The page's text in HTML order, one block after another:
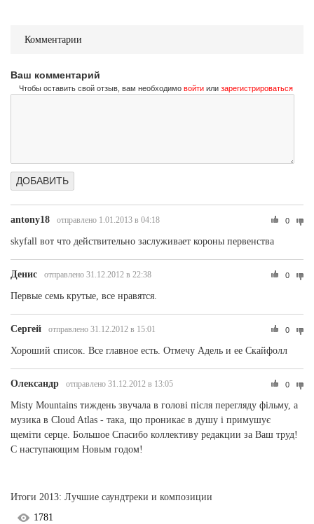
Комментарии
Ваш комментарий
Чтобы оставить свой отзыв, вам необходимо войти или зарегистрироваться
antony18 отправлено 1.01.2013 в 04:18 0
skyfall вот что действительно заслуживает короны первенства
Денис отправлено 31.12.2012 в 22:38 0
Первые семь крутые, все нравятся.
Сергей отправлено 31.12.2012 в 15:01 0
Хороший список. Все главное есть. Отмечу Адель и ее Скайфолл
Олександр отправлено 31.12.2012 в 13:05 0
Misty Mountains тиждень звучала в голові після перегляду фільму, а
музика в Cloud Atlas - така, що проникає в душу і примушує
щеміти серце. Большое Спасибо коллективу редакции за Ваш труд!
С наступающим Новым годом!
Итоги 2013: Лучшие саундтреки и композиции
1781